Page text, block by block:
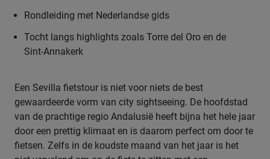
Rondleiding met Nederlandse gids
Tocht langs highlights zoals Torre del Oro en de
Sint-Annakerk
Een Sevilla fietstour is niet voor niets de best
gewaardeerde vorm van city sightseeing. De hoofdstad
van de prachtige regio Andalusië heeft bijna het hele jaar
door een prettig klimaat en is daarom perfect om door te
fietsen. Zelfs in de koudste maand van het jaar is het